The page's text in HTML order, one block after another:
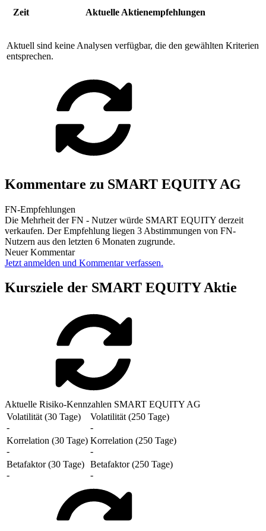
Zeit Aktuelle Aktienempfehlungen
Aktuell sind keine Analysen verfügbar, die den gewählten Kriterien
entsprechen.
Kommentare zu SMART EQUITY AG
FN-Empfehlungen
Die Mehrheit der FN - Nutzer würde SMART EQUITY derzeit
verkaufen. Der Empfehlung liegen 3 Abstimmungen von FN-
Nutzern aus den letzten 6 Monaten zugrunde.
Neuer Kommentar
Jetzt anmelden und Kommentar verfassen.
Kursziele der SMART EQUITY Aktie
Aktuelle Risiko-Kennzahlen SMART EQUITY AG
Volatilität (30 Tage)
-
Volatilität (250 Tage)
-
Korrelation (30 Tage)
-
Korrelation (250 Tage)
-
Betafaktor (30 Tage)
-
Betafaktor (250 Tage)
-